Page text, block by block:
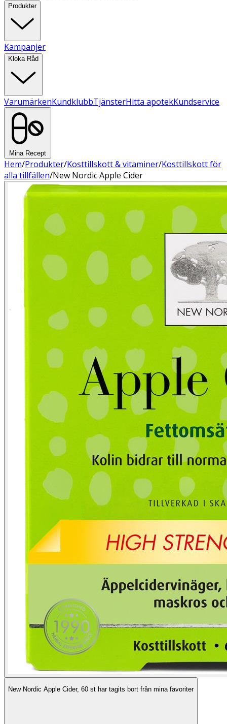
Produkter
Kampanjer
Kloka Råd
VarumärkenKundklubbTjänsterHitta apotekKundservice
Mina Recept
Hem/Produkter/Kosttillskott & vitaminer/Kosttillskott för
alla tillfällen/New Nordic Apple Cider
New Nordic Apple Cider, 60 st har tagits bort från mina favoriter